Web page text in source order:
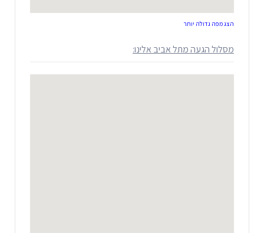
הצג מפה גדולה יותר
מסלול הגעה מתל אביב אלינו: